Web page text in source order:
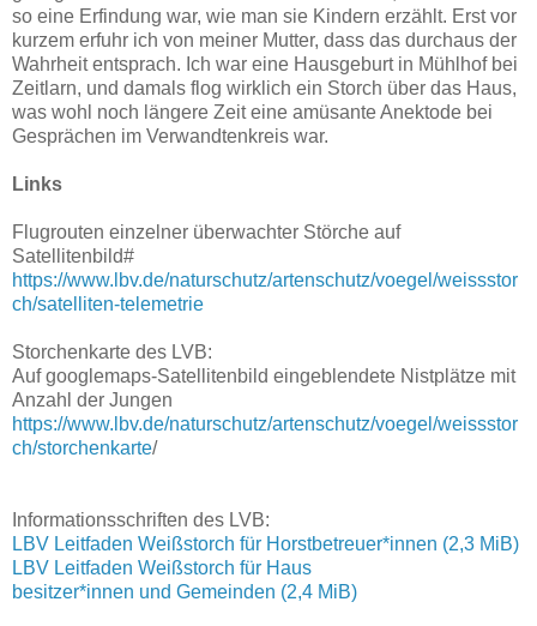
so eine Erfindung war, wie man sie Kindern erzählt. Erst vor
kurzem erfuhr ich von meiner Mutter, dass das durchaus der
Wahrheit entsprach. Ich war eine Hausgeburt in Mühlhof bei
Zeitlarn, und damals flog wirklich ein Storch über das Haus,
was wohl noch längere Zeit eine amüsante Anektode bei
Gesprächen im Verwandtenkreis war.
Links
Flugrouten einzelner überwachter Störche auf
Satellitenbild#
https://www.lbv.de/naturschutz/artenschutz/voegel/weissstor
ch/satelliten-telemetrie
Storchenkarte des LVB:
Auf googlemaps-Satellitenbild eingeblendete Nistplätze mit
Anzahl der Jungen
https://www.lbv.de/naturschutz/artenschutz/voegel/weissstor
ch/storchenkarte/
Informationsschriften des LVB:
LBV Leitfaden Weißstorch für Horstbetreuer*innen (2,3 MiB)
LBV Leitfaden Weißstorch für Haus
besitzer*innen und Gemeinden (2,4 MiB)